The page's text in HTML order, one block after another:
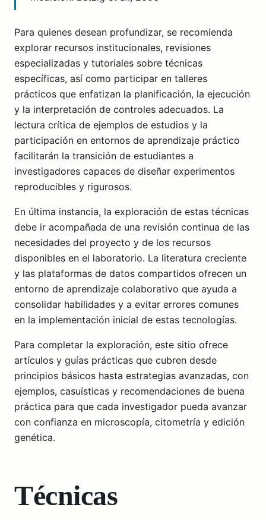
Para quienes desean profundizar, se recomienda
explorar recursos institucionales, revisiones
especializadas y tutoriales sobre técnicas
específicas, así como participar en talleres
prácticos que enfatizan la planificación, la ejecución
y la interpretación de controles adecuados. La
lectura crítica de ejemplos de estudios y la
participación en entornos de aprendizaje práctico
facilitarán la transición de estudiantes a
investigadores capaces de diseñar experimentos
reproducibles y rigurosos.
En última instancia, la exploración de estas técnicas
debe ir acompañada de una revisión continua de las
necesidades del proyecto y de los recursos
disponibles en el laboratorio. La literatura creciente
y las plataformas de datos compartidos ofrecen un
entorno de aprendizaje colaborativo que ayuda a
consolidar habilidades y a evitar errores comunes
en la implementación inicial de estas tecnologías.
Para completar la exploración, este sitio ofrece
artículos y guías prácticas que cubren desde
principios básicos hasta estrategias avanzadas, con
ejemplos, casuísticas y recomendaciones de buena
práctica para que cada investigador pueda avanzar
con confianza en microscopía, citometría y edición
genética.
Técnicas